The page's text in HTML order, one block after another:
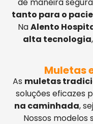
tanto para o
NaAlento
alta tecnologia
Muletas
As muletas
soluções eficazes
na caminhada,
Nossos modelos